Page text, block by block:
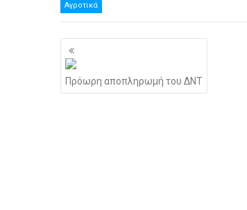
Αγροτικά
Πλοήγηση
άρθρων
Πρόωρη αποπληρωμή του ΔΝΤ